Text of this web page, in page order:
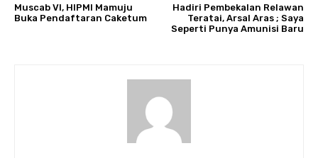
Muscab VI, HIPMI Mamuju
Buka Pendaftaran Caketum
Hadiri Pembekalan Relawan
Teratai, Arsal Aras ; Saya
Seperti Punya Amunisi Baru